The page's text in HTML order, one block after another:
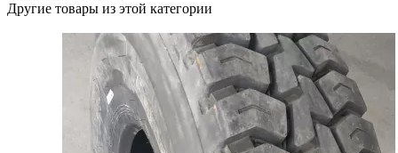
Другие товары из этой категории